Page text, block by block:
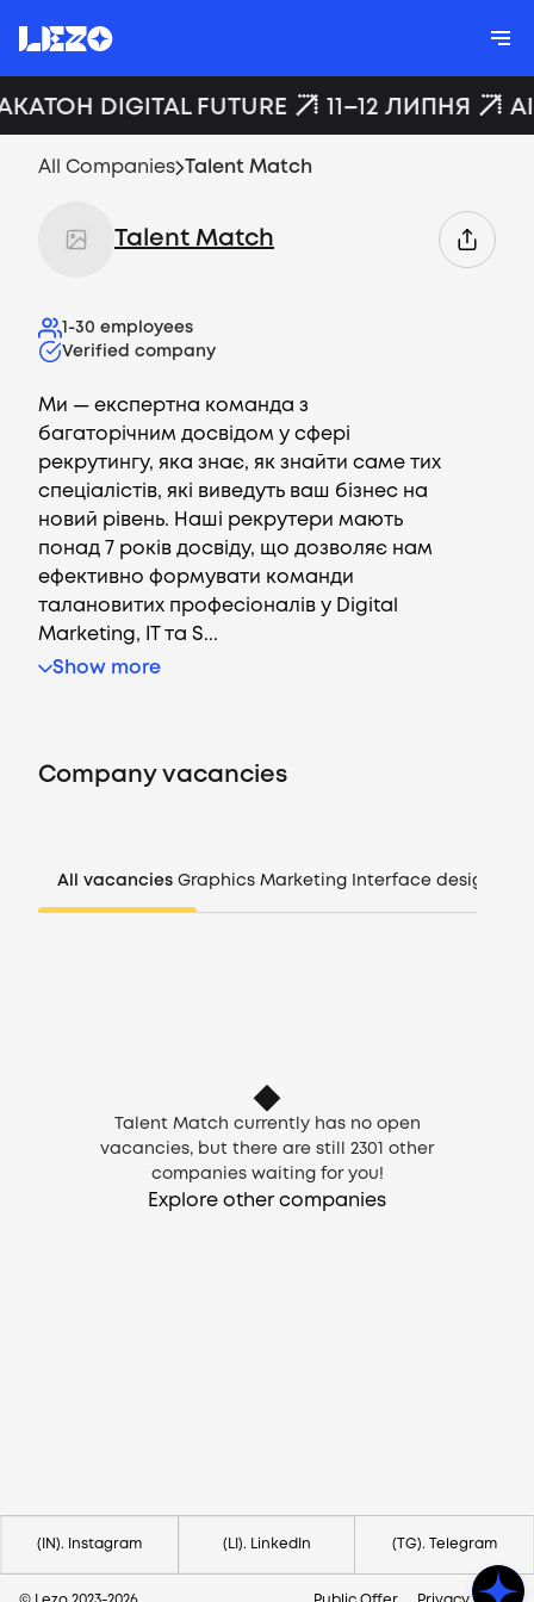
CV generator
DIGITAL FUTURE 11–12 ЛИПНЯ
All Companies Talent Match
Talent Match
1-30 employees
Verified company
Ми — експертна команда з
багаторічним досвідом у сфері
рекрутингу, яка знає, як знайти саме тих
спеціалістів, які виведуть ваш бізнес на
новий рівень. Наші рекрутери мають
понад 7 років досвіду, що дозволяє нам
ефективно формувати команди
талановитих професіоналів у Digital
Marketing, IT та S...
Show more
Company vacancies
All vacancies Graphics Marketing Interface design
Talent Match currently has no open
vacancies, but there are still
2301
other
companies waiting for you!
Explore other companies
(IN). Instagram (LI). LinkedIn (TG). Telegram